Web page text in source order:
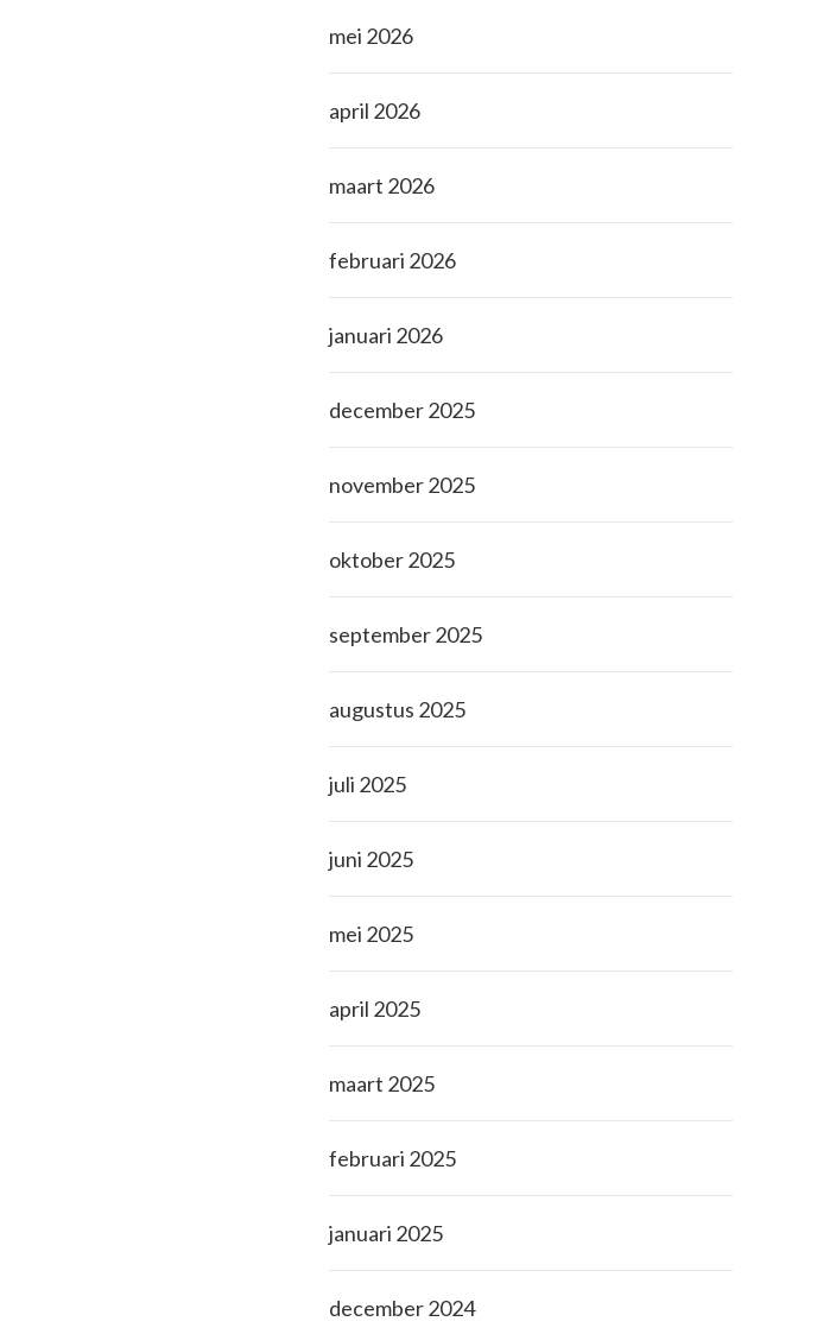
mei 2026
april 2026
maart 2026
februari 2026
januari 2026
december 2025
november 2025
oktober 2025
september 2025
augustus 2025
juli 2025
juni 2025
mei 2025
april 2025
maart 2025
februari 2025
januari 2025
december 2024